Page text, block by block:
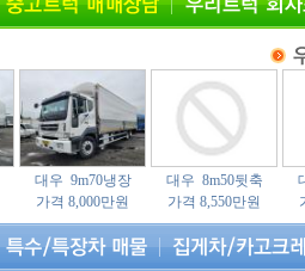
대우 9m70냉장
가격 8,000만원
대우 8m50뒷축
가격 8,550만원